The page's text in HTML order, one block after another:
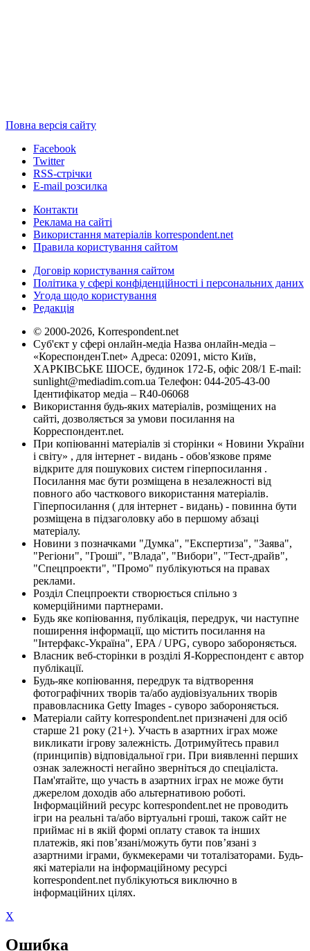
Повна версія сайту
Facebook
Twitter
RSS-стрічки
E-mail розсилка
Контакти
Реклама на сайті
Використання матеріалів korrespondent.net
Правила користування сайтом
Договір користування сайтом
Політика у сфері конфіденційності і персональних даних
Угода щодо користування
Редакція
© 2000-2026, Korrespondent.net
Суб'єкт у сфері онлайн-медіа Назва онлайн-медіа –
«КореспонденТ.net» Адреса: 02091, місто Київ,
ХАРКІВСЬКЕ ШОСЕ, будинок 172-Б, офіс 208/1 E-mail:
sunlight@mediadim.com.ua Телефон: 044-205-43-00
Ідентифікатор медіа – R40-06068
Використання будь-яких матеріалів, розміщених на
сайті, дозволяється за умови посилання на
Корреспондент.net.
При копіюванні матеріалів зі сторінки « Новини України
і світу» , для інтернет - видань - обов'язкове пряме
відкрите для пошукових систем гіперпосилання .
Посилання має бути розміщена в незалежності від
повного або часткового використання матеріалів.
Гіперпосилання ( для інтернет - видань) - повинна бути
розміщена в підзаголовку або в першому абзаці
матеріалу.
Новини з позначками "Думка", "Експертиза", "Заява",
"Регіони", "Гроші", "Влада", "Вибори", "Тест-драйв",
"Спецпроекти", "Промо" публікуються на правах
реклами.
Розділ Спецпроекти створюється спільно з
комерційними партнерами.
Будь яке копіювання, публікація, передрук, чи наступне
поширення інформації, що містить посилання на
"Інтерфакс-Україна", EPA / UPG, суворо забороняється.
Власник веб-сторінки в розділі Я-Корреспондент є автор
публікації.
Будь-яке копіювання, передрук та відтворення
фотографічних творів та/або аудіовізуальних творів
правовласника Getty Images - суворо забороняється.
Матеріали сайту korrespondent.net призначені для осіб
старше 21 року (21+). Участь в азартних іграх може
викликати ігрову залежність. Дотримуйтесь правил
(принципів) відповідальної гри. При виявленні перших
ознак залежності негайно зверніться до спеціаліста.
Пам'ятайте, що участь в азартних іграх не може бути
джерелом доходів або альтернативою роботі.
Інформаційний ресурс korrespondent.net не проводить
ігри на реальні та/або віртуальні гроші, також сайт не
приймає ні в якій формі оплату ставок та інших
платежів, які пов’язані/можуть бути пов’язані з
азартними іграми, букмекерами чи тоталізаторами. Будь-
які матеріали на інформаційному ресурсі
korrespondent.net публікуються виключно в
інформаційних цілях.
X
Ошибка